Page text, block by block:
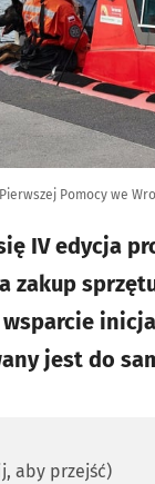
Pomocy we
IV edycja
zakup
jest do
aby przejść)